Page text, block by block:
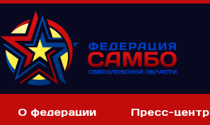
О федерации Пресс-центр